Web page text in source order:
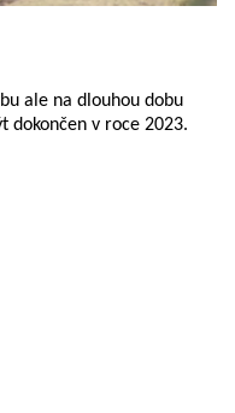
ale na dlouhou dobu
dokončen v roce 2023.